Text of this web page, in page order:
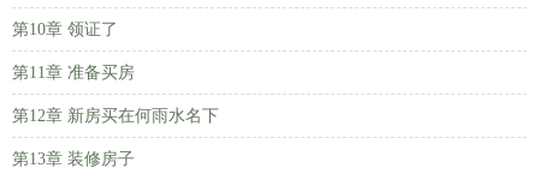
第10章 领证了
第11章 准备买房
第12章 新房买在何雨水名下
第13章 装修房子